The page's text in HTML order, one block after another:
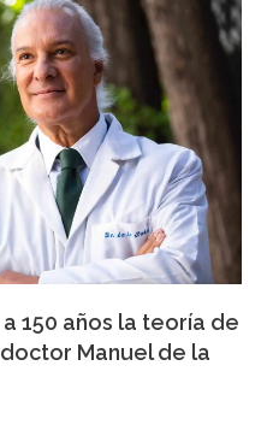
150 años la teoría de
Manuel de la